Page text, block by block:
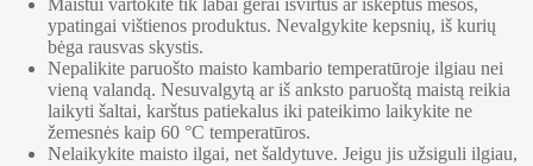
Maistui vartokite tik labai gerai išvirtus ar iškeptus mėsos,
ypatingai vištienos produktus. Nevalgykite kepsnių, iš kurių
bėga rausvas skystis.
Nepalikite paruošto maisto kambario temperatūroje ilgiau nei
vieną valandą. Nesuvalgytą ar iš anksto paruoštą maistą reikia
laikyti šaltai, karštus patiekalus iki pateikimo laikykite ne
žemesnės kaip 60 °C temperatūros.
Nelaikykite maisto ilgai, net šaldytuve. Jeigu jis užsiguli ilgiau,